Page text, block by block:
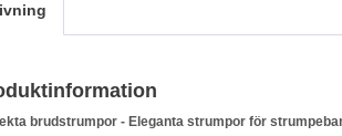
brudstrumpor - Eleganta strumpor för